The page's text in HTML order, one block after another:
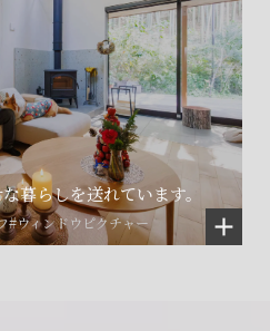
暮らしを送れています。
#ウィンドウピクチャー